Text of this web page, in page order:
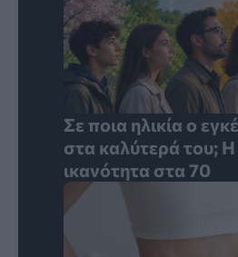
Σε ποια ηλικία ο
στα καλύτερά του;
ικανότητα στα 70